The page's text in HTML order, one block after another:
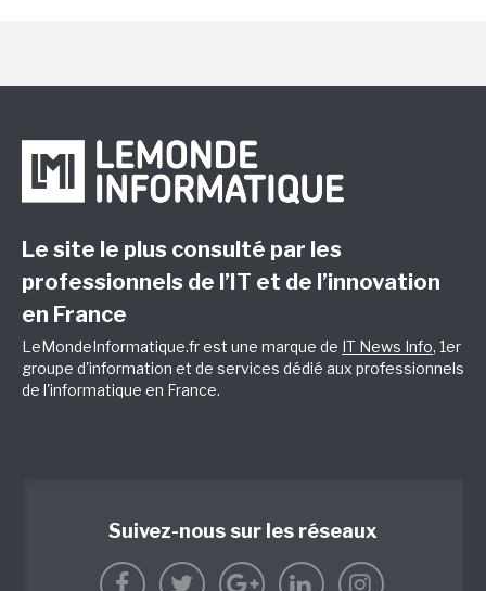
Le site le plus consulté par les
professionnels de l’IT et de l’innovation
en France
LeMondeInformatique.fr est une marque de IT News Info, 1er
groupe d'information et de services dédié aux professionnels
de l'informatique en France.
Suivez-nous sur les réseaux